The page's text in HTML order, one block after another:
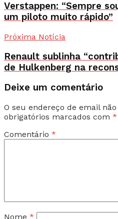
Verstappen: “Sempre
um piloto muito rápido”
Próxima Notícia
Renault sublinha
de Hulkenberg na
Deixe um comentário
O seu endereço de email
obrigatórios marcados com *
Comentário *
Nome *